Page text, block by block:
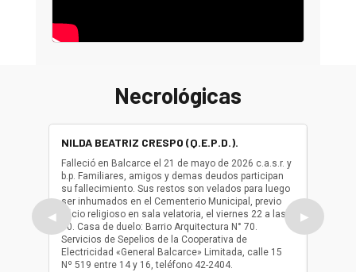
Necrológicas
◀
NILDA BEATRIZ CRESPO (Q.E.P.D.).
Falleció en Balcarce el 21 de mayo de 2026 c.a.s.r. y
b.p. Familiares, amigos y demas deudos participan
su fallecimiento. Sus restos son velados para luego
ser inhumados en el Cementerio Municipal, previo
oficio religioso en sala velatoria, el viernes 22 a las
10. Casa de duelo: Barrio Arquitectura N° 70.
Servicios de Sepelios de la Cooperativa de
Electricidad «General Balcarce» Limitada, calle 15
Nº 519 entre 14 y 16, teléfono 42-2404.
ser
oficio
▶